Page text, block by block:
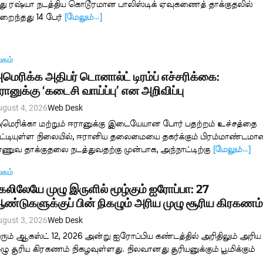
ரஷ்யா நடத்திய கொடூரமான பாலிஸ்டிக் ஏவுகணைத் தாக்குதலில்
14 பேர் [மேலும்…]
அதிபர் டொனால்ட் டிரம்ப் எச்சரிக்கை:
‘கடைசி வாய்ப்பு’ என அறிவிப்பு
4, 2026Web Desk
மற்றும் ஈரானுக்கு இடையேயான போர் பதற்றம் உச்சத்தை
நிலையில், ஈரானிய தலைமையை தகர்க்கும்
தாக்குதலை நடத்துவதற்கு முன்பாக, அந்நாட்டிற்கு [மேலும்…]
முழு இருளில் மூழ்கும் ஐரோப்பா: 27
பின் நிகழும் அரிய முழு சூரிய
3, 2026Web Desk
ஆகஸ்ட் 12, 2026 அன்று ஐரோப்பிய கண்டத்தில் அரிதிலும் அரிய
சூரிய கிரகணம் நிகழவுள்ளது. நிலவானது சூரியனுக்கும் பூமிக்கும்